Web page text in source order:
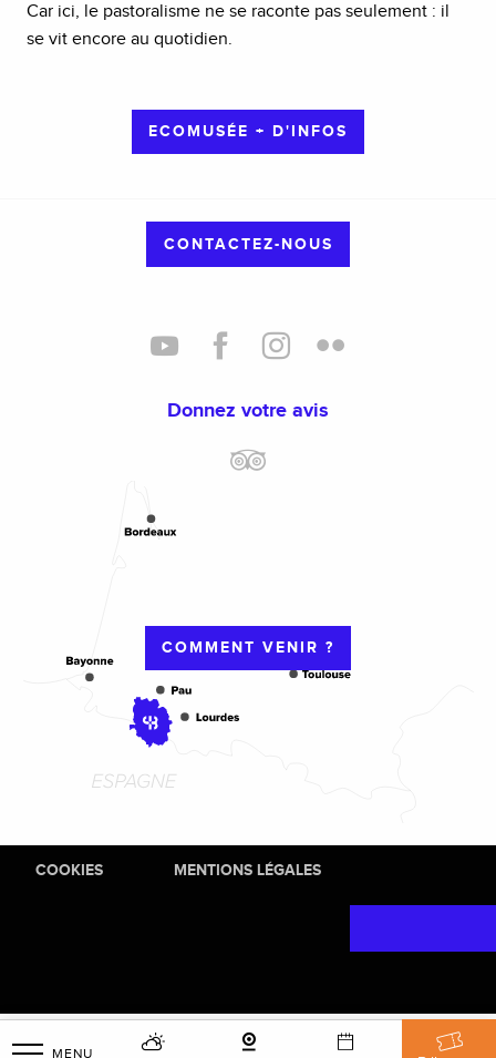
MENU
Car ici, le pastoralisme ne se raconte pas seulement : il
se vit encore au quotidien.
ECOMUSÉE + D'INFOS
CONTACTEZ-NOUS
Donnez votre avis
COMMENT VENIR ?
COOKIES MENTIONS LÉGALES